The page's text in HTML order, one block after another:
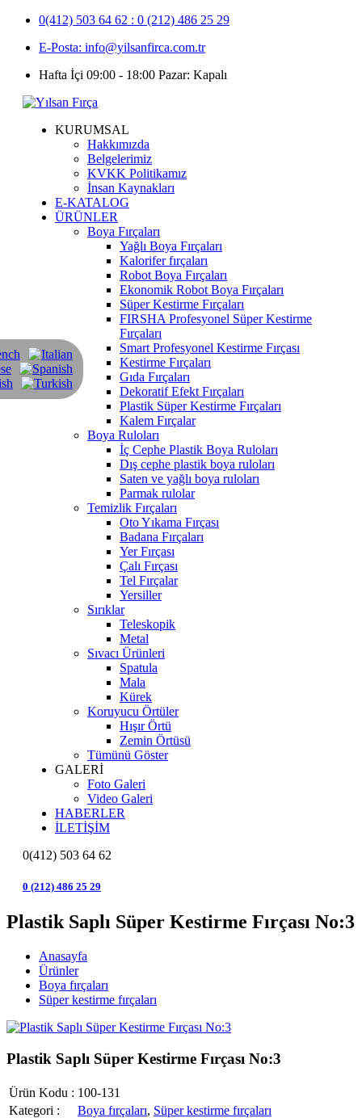
0(412) 503 64 62 : 0 (212) 486 25 29
E-Posta: info@yilsanfirca.com.tr
Hafta İçi 09:00 - 18:00 Pazar: Kapalı
KURUMSAL
Hakkımızda
Belgelerimiz
KVKK Politikamız
İnsan Kaynakları
E-KATALOG
ÜRÜNLER
Boya Fırçaları
Yağlı Boya Fırçaları
Kalorifer fırçaları
Robot Boya Fırçaları
Ekonomik Robot Boya Fırçaları
Süper Kestirme Fırçaları
FIRSHA Profesyonel Süper Kestirme
Fırçaları
Smart Profesyonel Kestirme Fırçası
Kestirme Fırçaları
Gıda Fırçaları
Dekoratif Efekt Fırçaları
Plastik Süper Kestirme Fırçaları
Kalem Fırçalar
Boya Ruloları
İç Cephe Plastik Boya Ruloları
Dış cephe plastik boya ruloları
Saten ve yağlı boya ruloları
Parmak rulolar
Temizlik Fırçaları
Oto Yıkama Fırçası
Badana Fırçaları
Yer Fırçası
Çalı Fırçası
Tel Fırçalar
Yersiller
Sırıklar
Teleskopik
Metal
Sıvacı Ürünleri
Spatula
Mala
Kürek
Koruyucu Örtüler
Hışır Örtü
Zemin Örtüsü
Tümünü Göster
GALERİ
Foto Galeri
Video Galeri
HABERLER
İLETİŞİM
0(412) 503 64 62
0 (212) 486 25 29
Plastik Saplı Süper Kestirme Fırçası No:3
Anasayfa
Ürünler
Boya fırçaları
Süper kestirme fırçaları
Plastik Saplı Süper Kestirme Fırçası No:3
Ürün Kodu : 100-131
Kategori :
Boya fırçaları, Süper kestirme fırçaları